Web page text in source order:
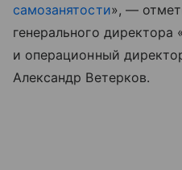
самозанятости», —
генерального директора
и операционный
Александр Ветерков.